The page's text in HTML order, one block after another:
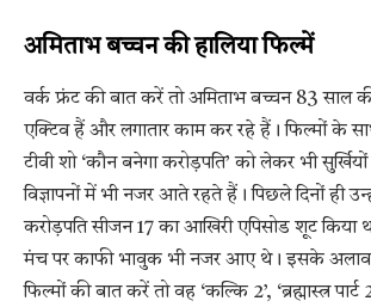
अमिताभ बच्चन की हालिया फिल्में
वर्क फ्रंट की बात करें तो अमिताभ बच्चन 83 साल
एक्टिव हैं और लगातार काम कर रहे हैं। फिल्मों के
टीवी शो ‘कौन बनेगा करोड़पति’ को लेकर भी
विज्ञापनों में भी नजर आते रहते हैं। पिछले दिनों ही
करोड़पति सीजन 17 का आखिरी एपिसोड शूट किया
मंच पर काफी भावुक भी नजर आए थे। इसके
फिल्मों की बात करें तो वह ‘कल्कि 2’, ‘ब्रह्मास्त्र